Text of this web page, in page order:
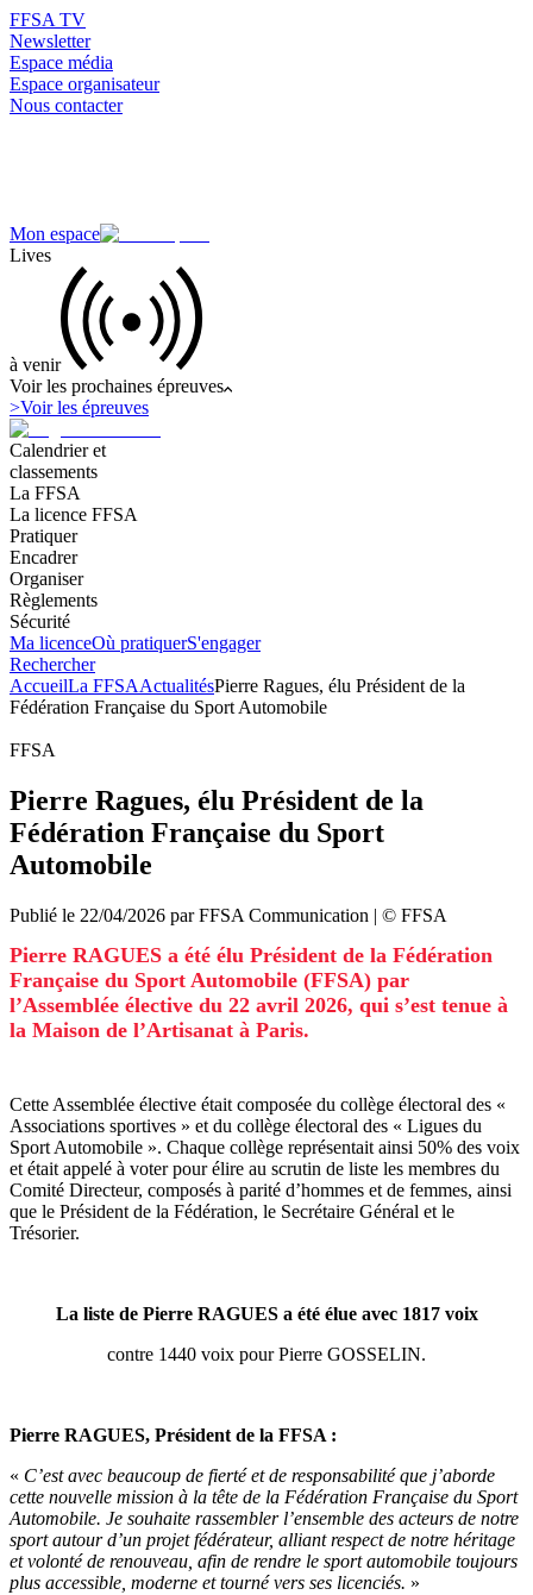
FFSA TV
Newsletter
Espace média
Espace organisateur
Nous contacter
Mon espace
Lives
à venir
Voir les prochaines épreuves
>Voir les épreuves
Calendrier et
classements
La FFSA
La licence FFSA
Pratiquer
Encadrer
Organiser
Règlements
Sécurité
Ma licenceOù pratiquerS'engager
Rechercher
AccueilLa FFSAActualitésPierre Ragues, élu Président de la
Fédération Française du Sport Automobile
FFSA
Pierre Ragues, élu Président de la
Fédération Française du Sport
Automobile
Publié le 22/04/2026 parFFSA Communication | © FFSA
Pierre RAGUES a été élu Président de la Fédération
Française du Sport Automobile (FFSA) par
l’Assemblée élective du 22 avril 2026, qui s’est tenue à
la Maison de l’Artisanat à Paris.
Cette Assemblée élective était composée du collège électoral des «
Associations sportives » et du collège électoral des « Ligues du
Sport Automobile ». Chaque collège représentait ainsi 50% des voix
et était appelé à voter pour élire au scrutin de liste les membres du
Comité Directeur, composés à parité d’hommes et de femmes, ainsi
que le Président de la Fédération, le Secrétaire Général et le
Trésorier.
La liste de Pierre RAGUES a été élue avec 1817 voix
contre 1440 voix pour Pierre GOSSELIN.
Pierre RAGUES, Président de la FFSA :
« C’est avec beaucoup de fierté et de responsabilité que j’aborde
cette nouvelle mission à la tête de la Fédération Française du Sport
Automobile. Je souhaite rassembler l’ensemble des acteurs de notre
sport autour d’un projet fédérateur, alliant respect de notre héritage
et volonté de renouveau, afin de rendre le sport automobile toujours
plus accessible, moderne et tourné vers ses licenciés. »